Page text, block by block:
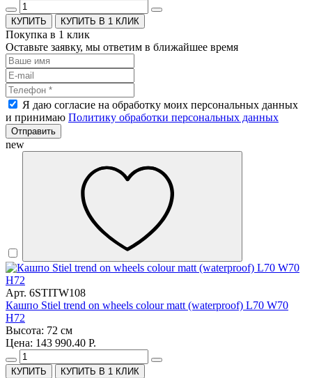
КУПИТЬ В 1 КЛИК
Покупка в 1 клик
Оставьте заявку, мы ответим в ближайшее время
Я даю согласие на обработку моих персональных данных
и принимаю Политику обработки персональных данных
Отправить
new
Арт. 6STITW108
Кашпо Stiel trend on wheels colour matt (waterproof) L70 W70
H72
Высота: 72 см
Цена: 143 990.40 Р.
КУПИТЬ В 1 КЛИК